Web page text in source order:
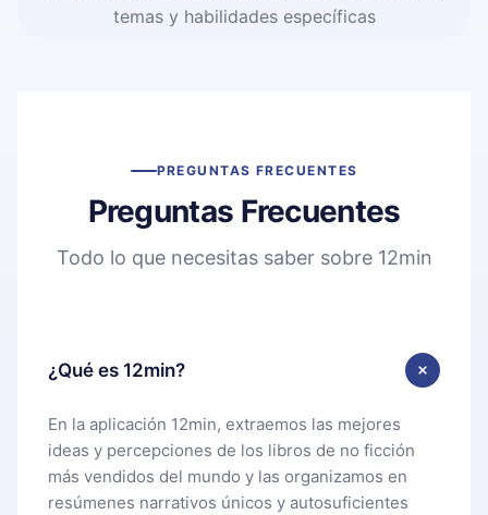
temas y habilidades específicas
PREGUNTAS FRECUENTES
Preguntas Frecuentes
Todo lo que necesitas saber sobre 12min
¿Qué es 12min?
En la aplicación 12min, extraemos las mejores
ideas y percepciones de los libros de no ficción
más vendidos del mundo y las organizamos en
resúmenes narrativos únicos y autosuficientes